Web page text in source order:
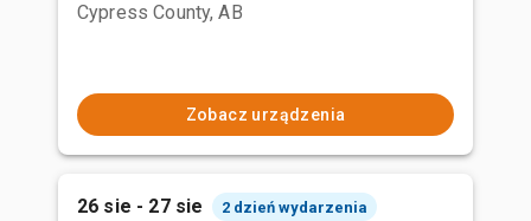
Cypress County, AB
Zobacz urządzenia
26 sie - 27 sie 2 dzień wydarzenia